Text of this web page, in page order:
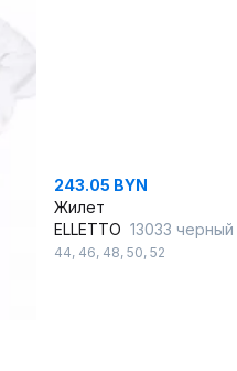
243.05 BYN
Жилет
ELLETTO 13033 черный
44, 46, 48, 50, 52